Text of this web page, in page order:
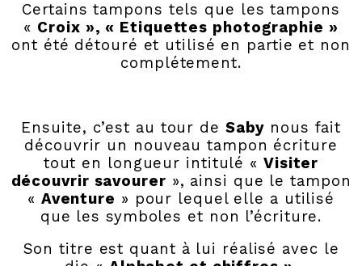
Certains tampons tels que les tampons
« Croix », « Etiquettes photographie »
ont été détouré et utilisé en partie et non
complétement.
Ensuite, c’est au tour de Saby nous fait
découvrir un nouveau tampon écriture
tout en longueur intitulé « Visiter
découvrir savourer », ainsi que le tampon
« Aventure » pour lequel elle a utilisé
que les symboles et non l’écriture.
Son titre est quant à lui réalisé avec le